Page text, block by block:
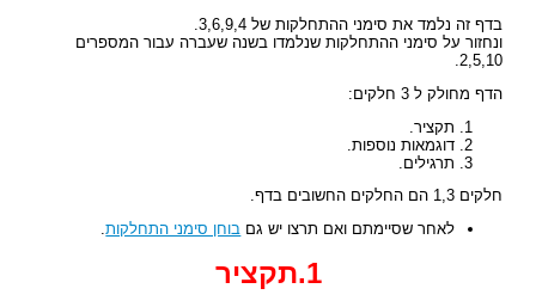
בדף זה נלמד את סימני ההתחלקות של 3,6,9,4.
ונחזור על סימני ההתחלקות שנלמדו בשנה שעברה עבור המספרים
2,5,10.
הדף מחולק ל 3 חלקים:
תקציר.
דוגמאות נוספות.
תרגילים.
חלקים 1,3 הם החלקים החשובים בדף.
לאחר שסיימתם ואם תרצו יש גם בוחן סימני התחלקות.
1.תקציר